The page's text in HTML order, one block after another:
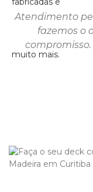
Atendimento
fazemos o